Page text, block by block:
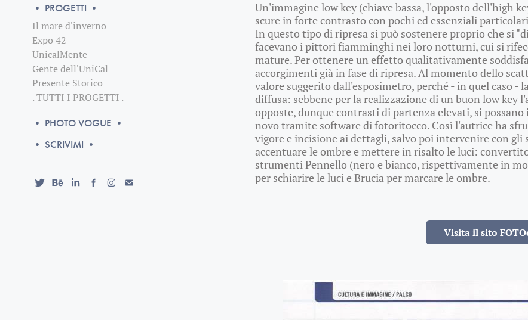
• PROGETTI •
Il mare d'inverno
Expo 42
UnicalMente
Gente dell'UniCal
Presente Storico
. TUTTI I PROGETTI .
• PHOTO VOGUE •
• SCRIVIMI •
Un'immagine low key (chiave bassa, l'opposto dell'high
scure in forte contrasto con pochi ed essenziali
In questo tipo di ripresa si può sostenere proprio che si
facevano i pittori fiamminghi nei loro notturni, cui si
mature. Per ottenere un effetto qualitativamente
accorgimenti già in fase di ripresa. Al momento dello
valore suggerito dall'esposimetro, perché - in quel caso -
diffusa: sebbene per la realizzazione di un buon low key
opposte, dunque contrasti di partenza elevati, si
novo tramite software di fotoritocco. Così l'autrice ha
vigore e incisione ai dettagli, salvo poi intervenire con
accentuare le ombre e mettere in risalto le luci:
strumenti Pennello (nero e bianco, rispettivamente in
per schiarire le luci e Brucia per marcare le ombre.
Visita il sito